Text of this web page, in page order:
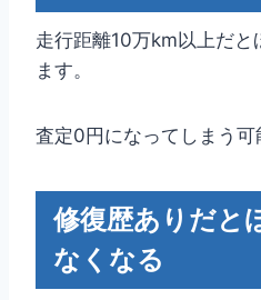
走行距離10万km以上だと
ます。
査定0円になってしまう可
修復歴ありだと
なくなる